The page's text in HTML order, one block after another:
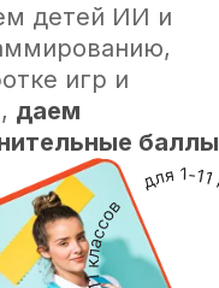
детей ИИ и
игр и
даем
баллы